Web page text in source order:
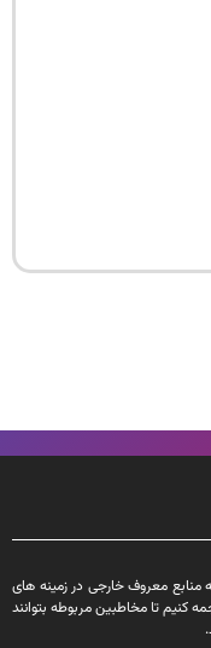
منابع معروف خارجی در زمینه های
کنیم تا مخاطبین مربوطه بتوانند